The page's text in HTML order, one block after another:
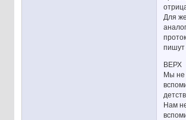
Для
ВЕРХ
Мы не
Нам